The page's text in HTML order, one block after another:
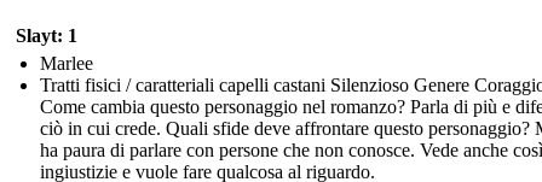
Slayt: 1
Marlee
Tratti fisici / caratteriali capelli castani Silenzioso Genere
Come cambia questo personaggio nel romanzo? Parla di più e
ciò in cui crede. Quali sfide deve affrontare questo personaggio?
ha paura di parlare con persone che non conosce. Vede anche
ingiustizie e vuole fare qualcosa al riguardo.